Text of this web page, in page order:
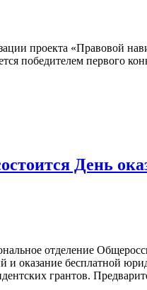
проекта «Правовой
победителем первого
День
отделение
и оказание бесплатной
грантов.